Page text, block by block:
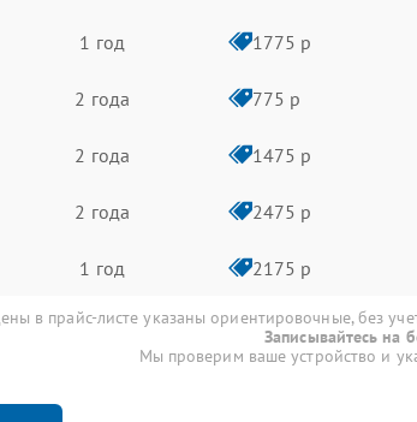
1 год 1775 р
2 года 775 р
2 года 1475 р
2 года 2475 р
1 год 2175 р
в прайс-листе указаны ориентировочные, без
Записывайтесь на
Мы проверим ваше устройство и